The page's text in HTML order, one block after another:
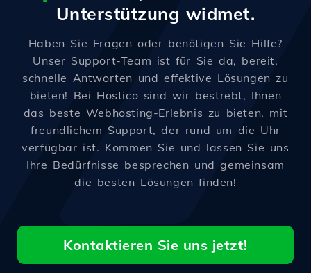
Unterstützung widmet.
Haben Sie Fragen oder benötigen Sie Hilfe?
Unser Support-Team ist für Sie da, bereit,
schnelle Antworten und effektive Lösungen zu
bieten! Bei Hostico sind wir bestrebt, Ihnen
das beste Webhosting-Erlebnis zu bieten, mit
freundlichem Support, der rund um die Uhr
verfügbar ist. Kommen Sie und lassen Sie uns
Ihre Bedürfnisse besprechen und gemeinsam
die besten Lösungen finden!
Kontaktieren Sie uns jetzt!